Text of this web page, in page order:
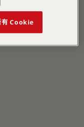
有 Cookie